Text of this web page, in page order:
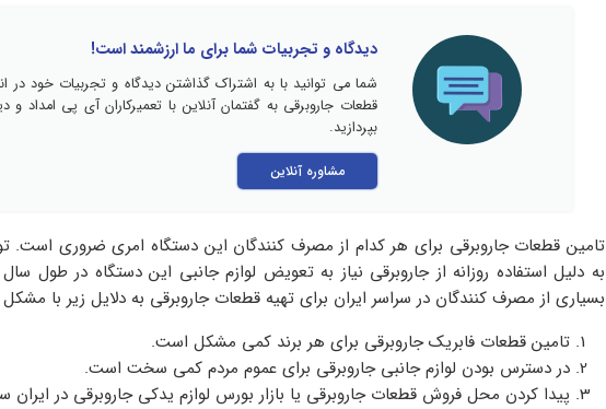
دیدگاه و تجربیات شما برای ما ارزشمند است!
شما می توانید با به اشتراک گذاشتن دیدگاه و تجربیات خود در
قطعات جاروبرقی به گفتمان آنلاین با تعمیرکاران آی پی امداد و
بپردازید.
مشاوره آنلاین
تامین قطعات جاروبرقی برای هر کدام از مصرف کنندگان این دستگاه امری ضروری است.
به دلیل استفاده روزانه از جاروبرقی نیاز به تعویض لوازم جانبی این دستگاه در طول
بسیاری از مصرف کنندگان در سراسر ایران برای تهیه قطعات جاروبرقی به دلایل زیر با
تامین قطعات فابریک جاروبرقی برای هر برند کمی مشکل است.
در دسترس بودن لوازم جانبی جاروبرقی برای عموم مردم کمی سخت است.
پیدا کردن محل فروش قطعات جاروبرقی یا بازار بورس لوازم یدکی جاروبرقی در